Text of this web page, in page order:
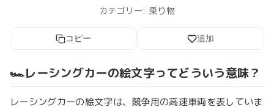
カテゴリー: 乗り物
コピー 追加
🏎️レーシングカーの絵文字ってどういう意味？
レーシングカーの絵文字は、競争用の高速車両を表していま